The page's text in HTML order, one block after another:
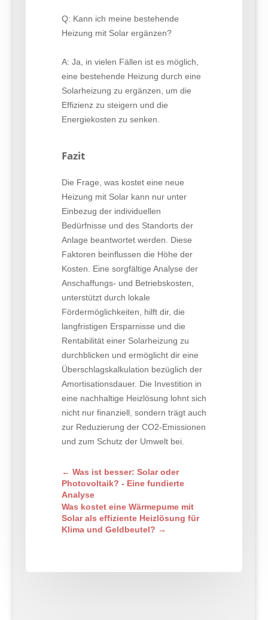
Q: Kann ich meine bestehende
Heizung mit Solar ergänzen?
A: Ja, in vielen Fällen ist es möglich,
eine bestehende Heizung durch eine
Solarheizung zu ergänzen, um die
Effizienz zu steigern und die
Energiekosten zu senken.
Fazit
Die Frage, was kostet eine neue
Heizung mit Solar kann nur unter
Einbezug der individuellen
Bedürfnisse und des Standorts der
Anlage beantwortet werden. Diese
Faktoren beinflussen die Höhe der
Kosten. Eine sorgfältige Analyse der
Anschaffungs- und Betriebskosten,
unterstützt durch lokale
Fördermöglichkeiten, hilft dir, die
langfristigen Ersparnisse und die
Rentabilität einer Solarheizung zu
durchblicken und ermöglicht dir eine
Überschlagskalkulation bezüglich der
Amortisationsdauer. Die Investition in
eine nachhaltige Heizlösung lohnt sich
nicht nur finanziell, sondern trägt auch
zur Reduzierung der CO2-Emissionen
und zum Schutz der Umwelt bei.
← Was ist besser: Solar oder
Photovoltaik? - Eine fundierte
Analyse
Was kostet eine Wärmepume mit
Solar als effiziente Heizlösung für
Klima und Geldbeutel? →